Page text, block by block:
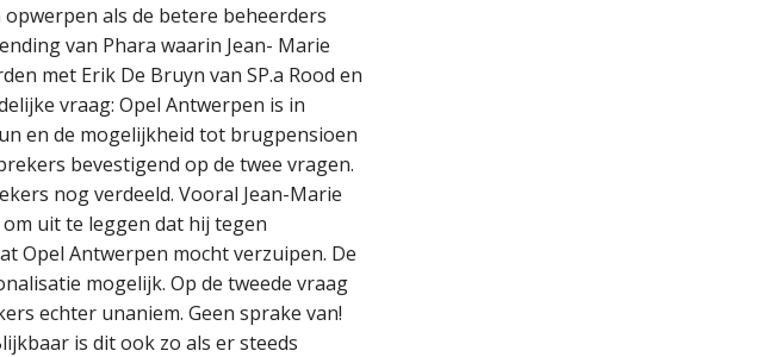
als de betere beheerders
van Phara waarin Jean- Marie
met Erik De Bruyn van SP.a Rood en
vraag: Opel Antwerpen is in
en de mogelijkheid tot brugpensioen
bevestigend op de twee vragen.
nog verdeeld. Vooral Jean-Marie
uit te leggen dat hij tegen
Opel Antwerpen mocht verzuipen. De
mogelijk. Op de tweede vraag
echter unaniem. Geen sprake van!
is dit ook zo als er steeds